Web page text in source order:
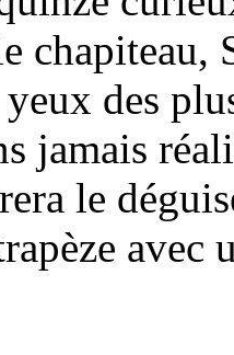
des
jamais
le
avec